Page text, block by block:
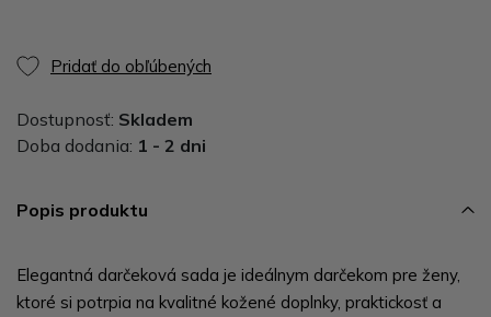
Pridať do obľúbených
Dostupnosť: Skladem
Doba dodania: 1 - 2 dni
Popis produktu
Elegantná darčeková sada je ideálnym darčekom pre ženy,
ktoré si potrpia na kvalitné kožené doplnky, praktickosť a